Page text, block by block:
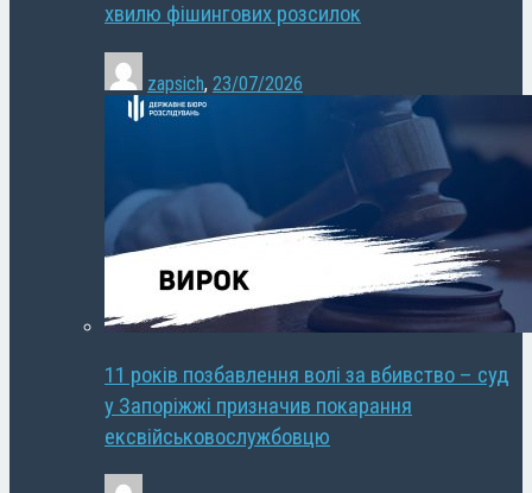
хвилю фішингових розсилок
zapsich, 23/07/2026
11 років позбавлення волі за вбивство – суд
у Запоріжжі призначив покарання
ексвійськовослужбовцю